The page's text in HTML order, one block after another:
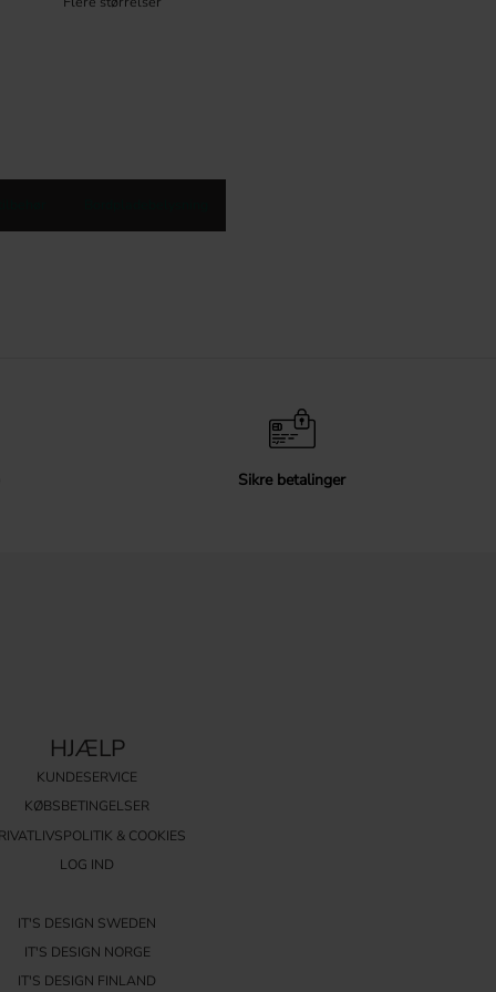
Sikre betalinger
HJÆLP
KUNDESERVICE
KØBSBETINGELSER
& COOKIES
LOG IND
IT'S DESIGN SWEDEN
IT'S DESIGN NORGE
IT'S DESIGN FINLAND